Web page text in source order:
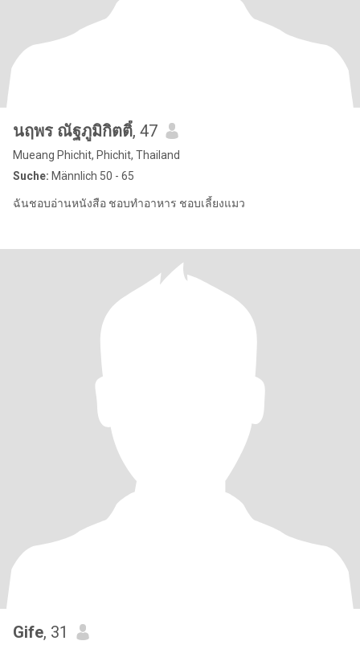
นฤพร ณัฐภูมิกิตติ์, 47
Mueang Phichit, Phichit, Thailand
Suche: Männlich 50 - 65
ฉันชอบอ่านหนังสือ ชอบทำอาหาร ชอบเลี้ยงแมว
Gife, 31